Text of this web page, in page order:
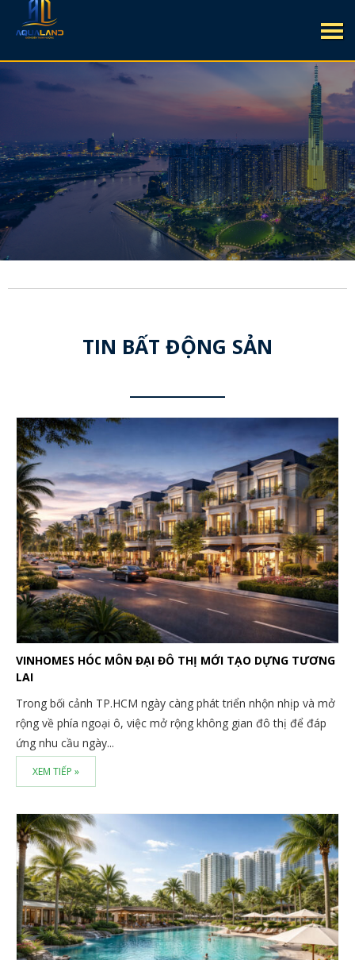
TIN BẤT ĐỘNG SẢN
VINHOMES HÓC MÔN ĐẠI ĐÔ THỊ MỚI TẠO DỰNG TƯƠNG
LAI
Trong bối cảnh TP.HCM ngày càng phát triển nhộn nhịp và mở
rộng về phía ngoại ô, việc mở rộng không gian đô thị để đáp
ứng nhu cầu ngày...
XEM TIẾP »